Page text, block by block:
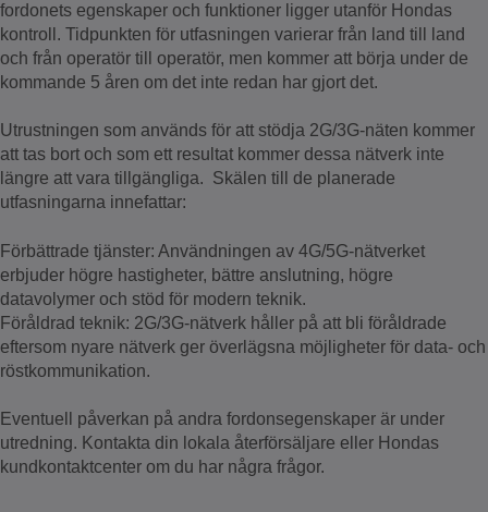
fordonets egenskaper och funktioner ligger utanför Hondas
kontroll. Tidpunkten för utfasningen varierar från land till land
och från operatör till operatör, men kommer att börja under de
kommande 5 åren om det inte redan har gjort det.
Utrustningen som används för att stödja 2G/3G-näten kommer
att tas bort och som ett resultat kommer dessa nätverk inte
längre att vara tillgängliga. Skälen till de planerade
utfasningarna innefattar:
Förbättrade tjänster: Användningen av 4G/5G-nätverket
erbjuder högre hastigheter, bättre anslutning, högre
datavolymer och stöd för modern teknik.
Föråldrad teknik: 2G/3G-nätverk håller på att bli föråldrade
eftersom nyare nätverk ger överlägsna möjligheter för data- och
röstkommunikation.
Eventuell påverkan på andra fordonsegenskaper är under
utredning. Kontakta din lokala återförsäljare eller Hondas
kundkontaktcenter om du har några frågor.